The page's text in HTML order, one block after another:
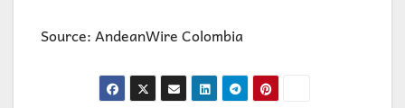
Source: AndeanWire Colombia